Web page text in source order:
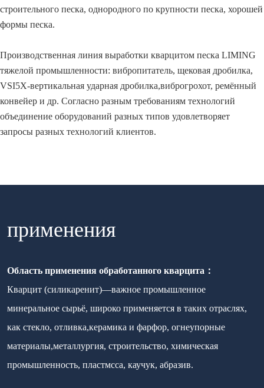
строительного песка, однородного по крупности песка, хорошей
формы песка.
Производственная линия выработки кварцитом песка LIMING
тяжелой промышленности: вибропитатель, щековая дробилка,
VSI5X-вертикальная ударная дробилка,виброгрохот, ремённый
конвейер и др. Согласно разным требованиям технологий
объединение оборудований разных типов удовлетворяет
запросы разных технологий клиентов.
применения
Область применения обработанного кварцита：
Кварцит (силикаренит)—важное промышленное
минеральное сырьё, широко применяется в таких отраслях,
как стекло, отливка,керамика и фарфор, огнеупорные
материалы,металлургия, строительство, химическая
промышленность, пластмсса, каучук, абразив.